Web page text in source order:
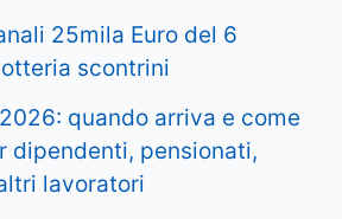
25mila Euro del 6
scontrini
quando arriva e come
dipendenti, pensionati,
lavoratori